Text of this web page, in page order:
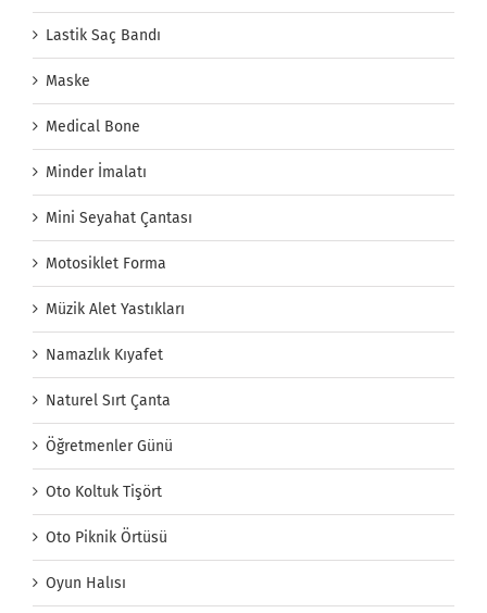
Lastik Saç Bandı
Maske
Medical Bone
Minder İmalatı
Mini Seyahat Çantası
Motosiklet Forma
Müzik Alet Yastıkları
Namazlık Kıyafet
Naturel Sırt Çanta
Öğretmenler Günü
Oto Koltuk Tişört
Oto Piknik Örtüsü
Oyun Halısı